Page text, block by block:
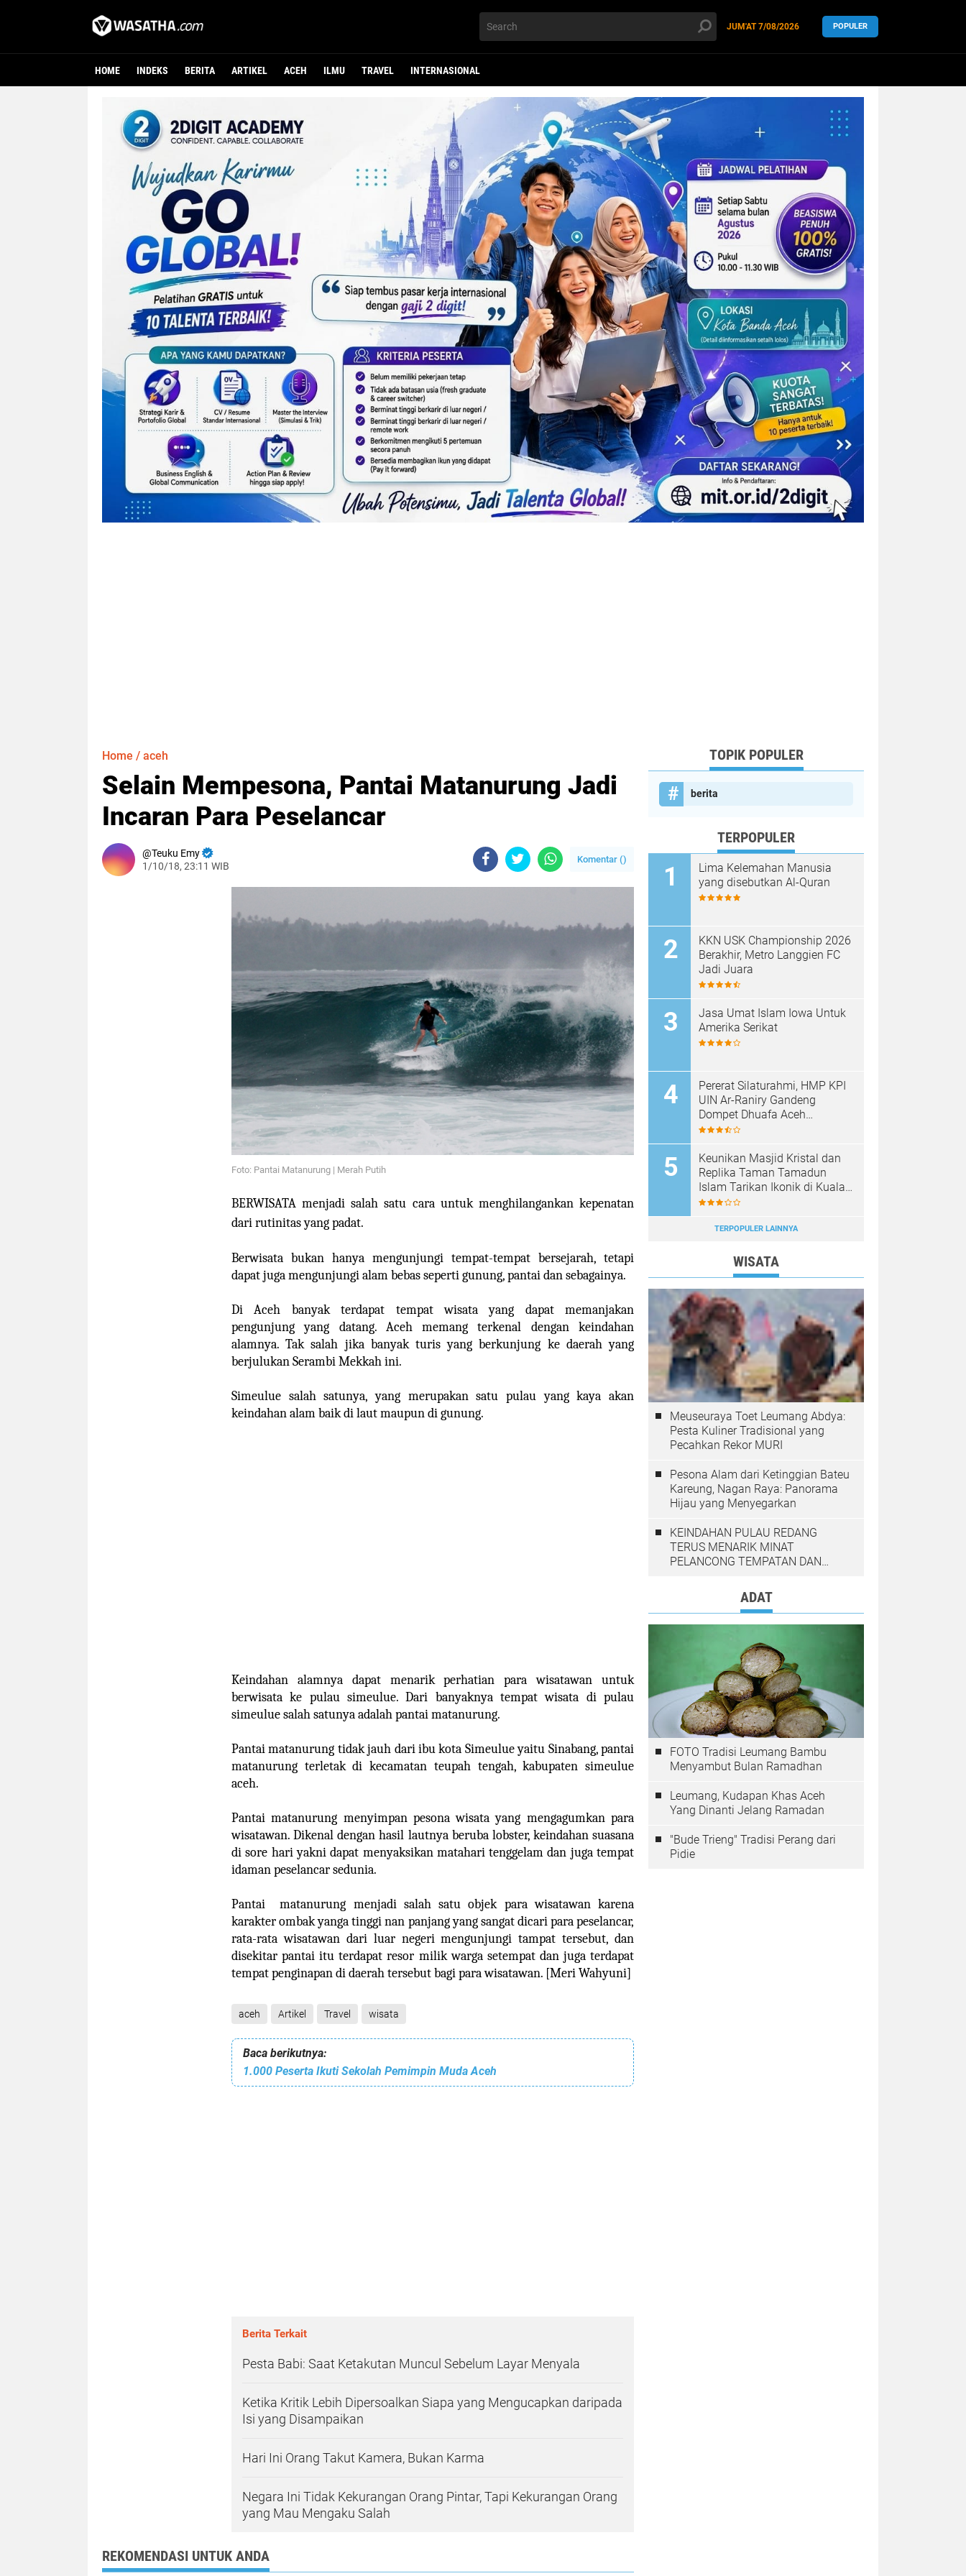
JUM'AT7/08/2026 POPULER
HOME INDEKS BERITA ARTIKEL ACEH ILMU TRAVEL INTERNASIONAL
Home / aceh
Selain Mempesona, Pantai Matanurung Jadi
Incaran Para Peselancar
Teuku Emy
1/10/18, 23:11 WIB
Komentar ()
Foto: Pantai Matanurung | Merah Putih
BERWISATA menjadi salah satu cara untuk menghilangankan kepenatan
dari rutinitas yang padat.
Berwisata bukan hanya mengunjungi tempat-tempat bersejarah, tetapi
dapat juga mengunjungi alam bebas seperti gunung, pantai dan sebagainya.
Di Aceh banyak terdapat tempat wisata yang dapat memanjakan
pengunjung yang datang. Aceh memang terkenal dengan keindahan
alamnya. Tak salah jika banyak turis yang berkunjung ke daerah yang
berjulukan Serambi Mekkah ini.
Simeulue salah satunya, yang merupakan satu pulau yang kaya akan
keindahan alam baik di laut maupun di gunung.
Keindahan alamnya dapat menarik perhatian para wisatawan untuk
berwisata ke pulau simeulue. Dari banyaknya tempat wisata di pulau
simeulue salah satunya adalah pantai matanurung.
Pantai matanurung tidak jauh dari ibu kota Simeulue yaitu Sinabang, pantai
matanurung terletak di kecamatan teupah tengah, kabupaten simeulue
aceh.
Pantai matanurung menyimpan pesona wisata yang mengagumkan para
wisatawan. Dikenal dengan hasil lautnya beruba lobster, keindahan suasana
di sore hari yakni dapat menyaksikan matahari tenggelam dan juga tempat
idaman peselancar sedunia.
Pantai matanurung menjadi salah satu objek para wisatawan karena
karakter ombak yanga tinggi nan panjang yang sangat dicari para peselancar,
rata-rata wisatawan dari luar negeri mengunjungi tampat tersebut, dan
disekitar pantai itu terdapat resor milik warga setempat dan juga terdapat
tempat penginapan di daerah tersebut bagi para wisatawan. [Meri Wahyuni]
aceh Artikel Travel wisata
Baca berikutnya:
1.000 Peserta Ikuti Sekolah Pemimpin Muda Aceh
Berita Terkait
Pesta Babi: Saat Ketakutan Muncul Sebelum Layar Menyala
Ketika Kritik Lebih Dipersoalkan Siapa yang Mengucapkan daripada
Isi yang Disampaikan
Hari Ini Orang Takut Kamera, Bukan Karma
Negara Ini Tidak Kekurangan Orang Pintar, Tapi Kekurangan Orang
yang Mau Mengaku Salah
REKOMENDASI UNTUK ANDA
TOPIK POPULER
berita
TERPOPULER
Lima Kelemahan Manusia
yang disebutkan Al-Quran
KKN USK Championship 2026
Berakhir, Metro Langgien FC
Jadi Juara
Jasa Umat Islam Iowa Untuk
Amerika Serikat
Pererat Silaturahmi, HMP KPI
UIN Ar-Raniry Gandeng
Dompet Dhuafa Aceh
Sukseskan Communication
Keunikan Masjid Kristal dan
Replika Taman Tamadun
Islam Tarikan Ikonik di Kuala
Terengganu, Malaysia
TERPOPULER LAINNYA
WISATA
Meuseuraya Toet Leumang Abdya:
Pesta Kuliner Tradisional yang
Pecahkan Rekor MURI
Pesona Alam dari Ketinggian Bateu
Kareung, Nagan Raya: Panorama
Hijau yang Menyegarkan
KEINDAHAN PULAU REDANG
TERUS MENARIK MINAT
PELANCONG TEMPATAN DAN
ADAT
FOTO Tradisi Leumang Bambu
Menyambut Bulan Ramadhan
Leumang, Kudapan Khas Aceh
Yang Dinanti Jelang Ramadan
"Bude Trieng" Tradisi Perang dari
Pidie